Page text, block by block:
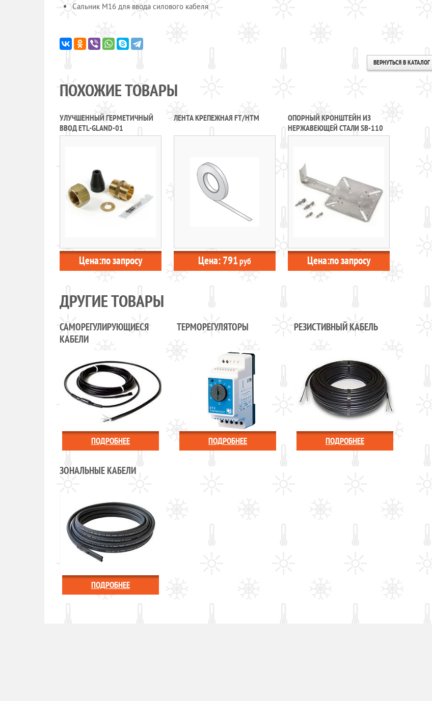
Сальник М16 для ввода силового кабеля
ВЕРНУТЬСЯ В КАТАЛОГ
ПОХОЖИЕ ТОВАРЫ
УЛУЧШЕННЫЙ ГЕРМЕТИЧНЫЙ
ВВОД ETL-GLAND-01
Цена:по запросу
ЛЕНТА КРЕПЕЖНАЯ FT/HTM
Цена:791руб
ОПОРНЫЙ КРОНШТЕЙН ИЗ
НЕРЖАВЕЮЩЕЙ СТАЛИ SB-110
Цена:по запросу
ДРУГИЕ ТОВАРЫ
САМОРЕГУЛИРУЮЩИЕСЯ
КАБЕЛИ
ПОДРОБНЕЕ
ТЕРМОРЕГУЛЯТОРЫ
ПОДРОБНЕЕ
РЕЗИСТИВНЫЙ КАБЕЛЬ
ПОДРОБНЕЕ
ЗОНАЛЬНЫЕ КАБЕЛИ
ПОДРОБНЕЕ